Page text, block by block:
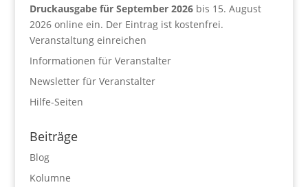
Druckausgabe für September 2026bis 15. August
2026 online ein. Der Eintrag ist kostenfrei.
Veranstaltung einreichen
Informationen für Veranstalter
Newsletter für Veranstalter
Hilfe-Seiten
Beiträge
Blog
Kolumne